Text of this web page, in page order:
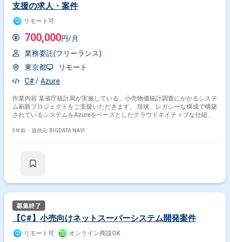
支援の求人・案件
リモート可
700,000円/月
業務委託(フリーランス)
東京都
リモート
C#
Azure
作業内容 某省庁統計局が実施している、小売物価統計調査にかかるシステ
ム刷新プロジェクトをご支援いただきます。 現状、レガシーな構成で構築
されているシステムをAzureをベースとしたクラウドネイティブな仕組み
し、.NET MAUIを用いたアプリケーション開発を行います。 アプリ設計・
（設計検討作業、動作検証、設計書ドキュメント、テスト仕様書作成を含
3年前・ 提供元: BIGDATA NAVI
【C#】小売向けネットスーパーシステム開発案件
リモート可 オンライン商談OK